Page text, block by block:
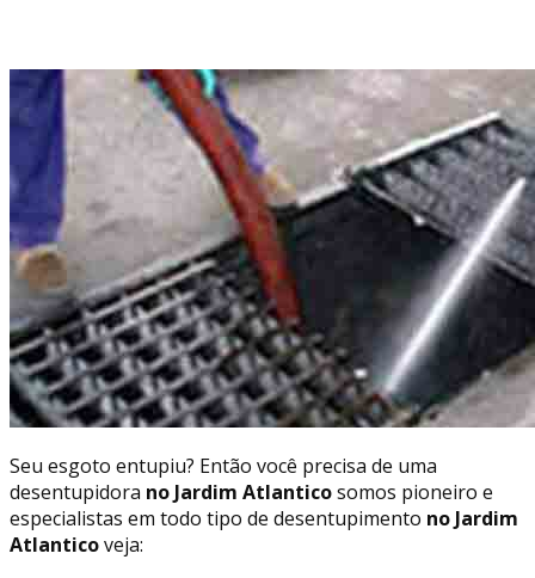
Seu esgoto entupiu? Então você precisa de uma
desentupidora no Jardim Atlanticosomos pioneiro e
especialistas em todo tipo de desentupimento no Jardim
Atlanticoveja: